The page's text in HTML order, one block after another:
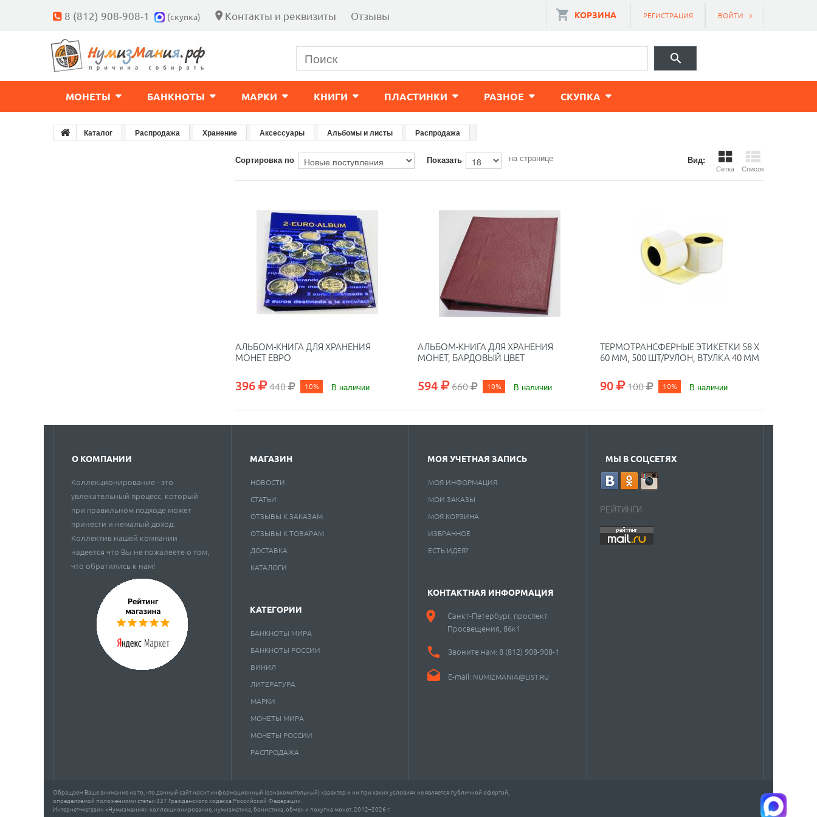
8 (812) 908-908-1 (скупка) Контакты и реквизиты Отзывы ВОЙТИ
РЕГИСТРАЦИЯ
КОРЗИНА
МОНЕТЫ БАНКНОТЫ МАРКИ КНИГИ ПЛАСТИНКИ РАЗНОЕ CКУПКА
Каталог Распродажа Хранение Аксессуары Альбомы и листы Распродажа
Вид:
Сетка Список
Сортировка по Показать на странице
АЛЬБОМ-КНИГА ДЛЯ ХРАНЕНИЯ
МОНЕТ ЕВРО
396 440 10% В наличии
АЛЬБОМ-КНИГА ДЛЯ ХРАНЕНИЯ
МОНЕТ, БАРДОВЫЙ ЦВЕТ
594 660 10% В наличии
ТЕРМОТРАНСФЕРНЫЕ ЭТИКЕТКИ 58 Х
60 ММ, 500 ШТ/РУЛОН, ВТУЛКА 40 ММ
90 100 10% В наличии
О КОМПАНИИ
Коллекционирование - это
увлекательный процесс, который
при правильном подходе может
принести и немалый доход.
Коллектив нашей компании
надеется что Вы не пожалеете о том,
что обратились к нам!
МАГАЗИН
НОВОСТИ
СТАТЬИ
ОТЗЫВЫ К ЗАКАЗАМ
ОТЗЫВЫ К ТОВАРАМ
ДОСТАВКА
КАТАЛОГИ
Обращаем Ваше внимание на то, что данный сайт носит информационный (ознакомительный) характер и ни при каких условиях не является публичной офертой,
определяемой положениями статьи 437 Гражданского кодекса Российской Федерации.
Интернет-магазин «Нумизмания»: коллекционирование, нумизматика, бонистика, обмен и покупка монет. 2012–2026 г.
КАТЕГОРИИ
БАНКНОТЫ МИРА
БАНКНОТЫ РОССИИ
ВИНИЛ
ЛИТЕРАТУРА
МАРКИ
МОНЕТЫ МИРА
МОНЕТЫ РОССИИ
РАСПРОДАЖА
МОЯ УЧЕТНАЯ ЗАПИСЬ
МОЯ ИНФОРМАЦИЯ
МОИ ЗАКАЗЫ
МОЯ КОРЗИНА
ИЗБРАННОЕ
ЕСТЬ ИДЕЯ?
КОНТАКТНАЯ ИНФОРМАЦИЯ
Санкт-Петербург, проспект
Просвещения, 86к1
Звоните нам: 8 (812) 908-908-1
E-mail: NUMIZMANIA@LIST.RU
МЫ В СОЦСЕТЯХ
РЕЙТИНГИ